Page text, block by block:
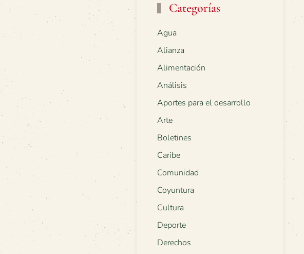
Categorías
Agua
Alianza
Alimentación
Análisis
Aportes para el desarrollo
Arte
Boletines
Caribe
Comunidad
Coyuntura
Cultura
Deporte
Derechos